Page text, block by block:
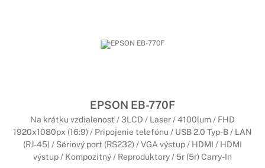
EPSON EB-770F
Na krátku vzdialenosť / 3LCD / Laser / 4100lum / FHD
1920x1080px (16:9) / Pripojenie telefónu / USB 2.0 Typ-B / LAN
(RJ-45) / Sériový port (RS232) / VGA výstup / HDMI / HDMI
výstup / Kompozitný / Reproduktory / 5r (5r) Carry-In